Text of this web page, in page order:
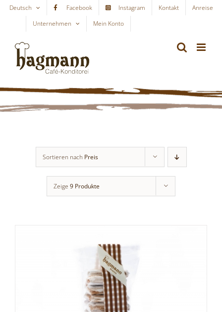
Skip
content
Deutsch Facebook Instagram Kontakt
Anreise
Unternehmen
Mein Konto
Sortieren nach Preis
Zeige 9 Produkte